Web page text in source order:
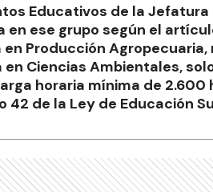
Educativos de la
ese grupo según el
en Producción
Ciencias Ambientales,
horaria mínima de
de la Ley de Educación